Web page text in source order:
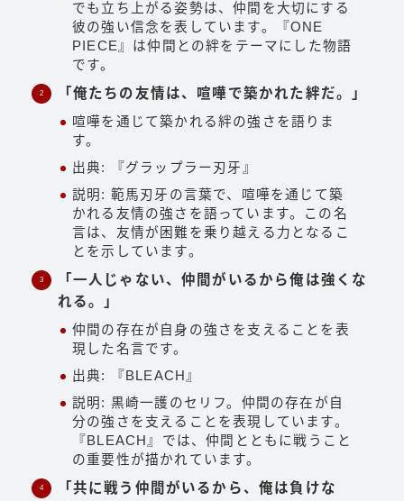
でも立ち上がる姿勢は、仲間を大切にする
彼の強い信念を表しています。『ONE
PIECE』は仲間との絆をテーマにした物語
です。
「俺たちの友情は、喧嘩で築かれた絆だ。」
喧嘩を通じて築かれる絆の強さを語りま
す。
出典: 『グラップラー刃牙』
説明: 範馬刃牙の言葉で、喧嘩を通じて築
かれる友情の強さを語っています。この名
言は、友情が困難を乗り越える力となるこ
とを示しています。
「一人じゃない、仲間がいるから俺は強くな
れる。」
仲間の存在が自身の強さを支えることを表
現した名言です。
出典: 『BLEACH』
説明: 黒崎一護のセリフ。仲間の存在が自
分の強さを支えることを表現しています。
『BLEACH』では、仲間とともに戦うこと
の重要性が描かれています。
「共に戦う仲間がいるから、俺は負けな